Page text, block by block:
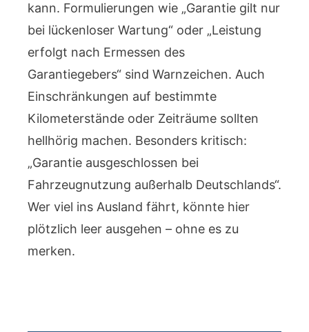
kann. Formulierungen wie „Garantie gilt nur
bei lückenloser Wartung“ oder „Leistung
erfolgt nach Ermessen des
Garantiegebers“ sind Warnzeichen. Auch
Einschränkungen auf bestimmte
Kilometerstände oder Zeiträume sollten
hellhörig machen. Besonders kritisch:
„Garantie ausgeschlossen bei
Fahrzeugnutzung außerhalb Deutschlands“.
Wer viel ins Ausland fährt, könnte hier
plötzlich leer ausgehen – ohne es zu
merken.